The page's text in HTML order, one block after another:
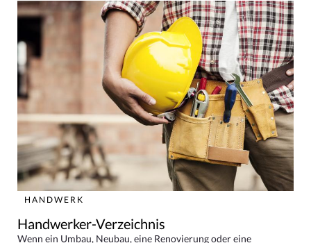
HANDWERK
Handwerker-Verzeichnis
Wenn ein Umbau, Neubau, eine Renovierung oder eine